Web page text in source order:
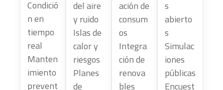
Condició
n en
tiempo
real
Manten
imiento
prevent
del aire
y ruido
Islas de
calor y
riesgos
Planes
de
ación de
consum
os
Integra
ción de
renova
bles
s
abierto
s
Simulac
iones
públicas
Encuest